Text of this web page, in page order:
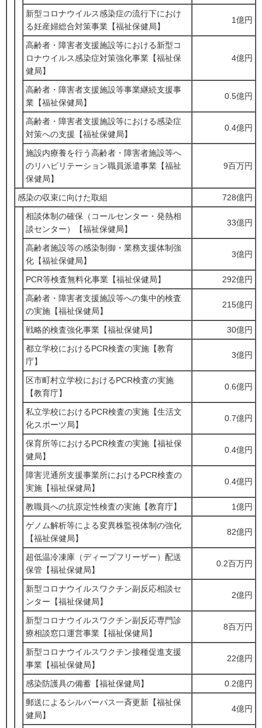
新型コロナウイルス感染症の流行下におけ
る妊産婦総合対策事業【福祉保健局】
1億円
高齢者・障害者支援施設等における新型コ
ロナウイルス感染症対策強化事業【福祉保
健局】
4億円
高齢者・障害者支援施設等事業継続支援事
業【福祉保健局】
0.5億円
高齢者・障害者支援施設等における感染症
対策への支援【福祉保健局】
0.4億円
施設内療養を行う高齢者・障害者施設等へ
のリハビリテーション職員派遣事業【福祉
保健局】
9百万円
感染の収束に向けた取組
728億円
相談体制の確保（コールセンター・発熱相
談センター）【福祉保健局】
33億円
高齢者施設等の感染制御・業務支援体制強
化【福祉保健局】
3億円
PCR等検査無料化事業【福祉保健局】
292億円
高齢者・障害者支援施設等への集中的検査
の実施【福祉保健局】
215億円
戦略的検査強化事業【福祉保健局】
30億円
都立学校におけるPCR検査の実施【教育
庁】
3億円
区市町村立学校におけるPCR検査の実施
【教育庁】
0.6億円
私立学校におけるPCR検査の実施【生活文
化スポーツ局】
0.7億円
保育所等におけるPCR検査の実施【福祉保
健局】
0.4億円
障害児通所支援事業所におけるPCR検査の
実施【福祉保健局】
0.4億円
教職員への抗原定性検査の実施【教育庁】
1億円
ゲノム解析等による変異株監視体制の強化
【福祉保健局】
82億円
超低温冷凍庫（ディープフリーザー）配送
保管【福祉保健局】
0.2百万円
新型コロナウイルスワクチン副反応相談セ
ンター【福祉保健局】
2億円
新型コロナウイルスワクチン副反応専門診
療相談窓口運営事業【福祉保健局】
8百万円
新型コロナウイルスワクチン接種促進支援
事業【福祉保健局】
22億円
感染防護具の備蓄【福祉保健局】
0.2億円
郵送によるシルバーパス一斉更新【福祉保
健局】
4億円